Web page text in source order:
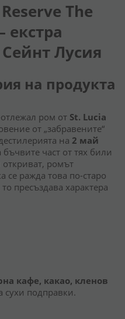
The
екстра
Лусия
на продукта
отлежал ром от St. Lucia
от „забравените“
на 2 май
част от тях били
откриват, ромът
се ражда това по-старо
пресъздава характера
кафе, какао, кленов
сухи подправки.